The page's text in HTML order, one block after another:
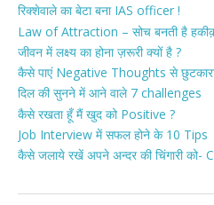
रिक्शेवाले का बेटा बना IAS officer !
Law of Attraction – सोच बनती है
जीवन में लक्ष्य का होना ज़रूरी क्यों है ?
कैसे पाएं Negative Thoughts से
दिल की सुनने में आने वाले 7 challenges
कैसे रखता हूँ मैं खुद को Positive ?
Job Interview में सफल होने के 10 Tips
कैसे जलाये रखें अपने अन्दर की चिंगारी